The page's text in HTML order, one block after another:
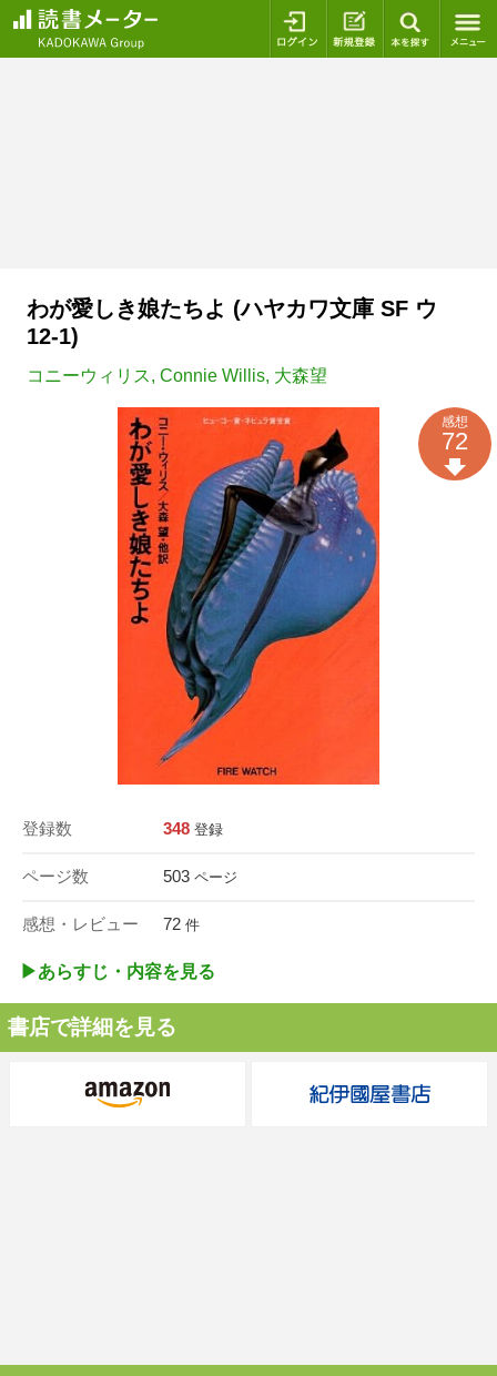
ログイン 新規登録
わが愛しき娘たちよ (ハヤカワ文庫 SF ウ
12-1)
コニーウィリス, Connie Willis, 大森望
登録数 348 登録
ページ数 503 ページ
感想・レビュー 72 件
感想
72
▶︎あらすじ・内容を見る
書店で詳細を見る